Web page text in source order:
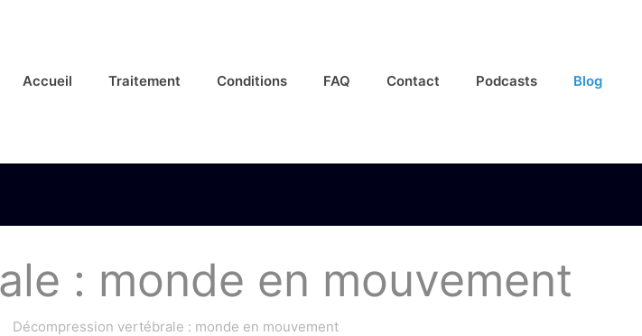
Accueil Traitement Conditions FAQ Contact Podcasts Blog
: monde en mouvement
Décompression vertébrale : monde en mouvement